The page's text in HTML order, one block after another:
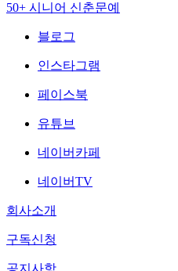
50+ 시니어 신춘문예
블로그
인스타그램
페이스북
유튜브
네이버카페
네이버TV
회사소개
구독신청